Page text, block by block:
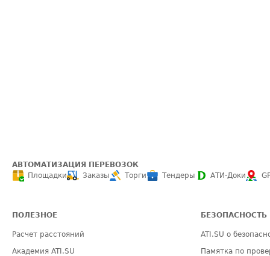
АВТОМАТИЗАЦИЯ ПЕРЕВОЗОК
Площадки
Заказы Торги Тендеры АТИ-Доки
ПОЛЕЗНОЕ
Расчет расстояний
Академия ATI.SU
БЕЗОПАСНОСТЬ
ATI.SU о
Памятка по